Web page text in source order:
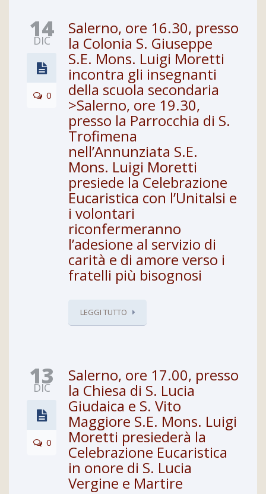
14
DIC
0
Salerno, ore 16.30, presso
la Colonia S. Giuseppe
S.E. Mons. Luigi Moretti
incontra gli insegnanti
della scuola secondaria
>Salerno, ore 19.30,
presso la Parrocchia di S.
Trofimena
nell’Annunziata S.E.
Mons. Luigi Moretti
presiede la Celebrazione
Eucaristica con l’Unitalsi e
i volontari
riconfermeranno
l’adesione al servizio di
carità e di amore verso i
fratelli più bisognosi
LEGGI TUTTO
13
DIC
0
Salerno, ore 17.00, presso
la Chiesa di S. Lucia
Giudaica e S. Vito
Maggiore S.E. Mons. Luigi
Moretti presiederà la
Celebrazione Eucaristica
in onore di S. Lucia
Vergine e Martire